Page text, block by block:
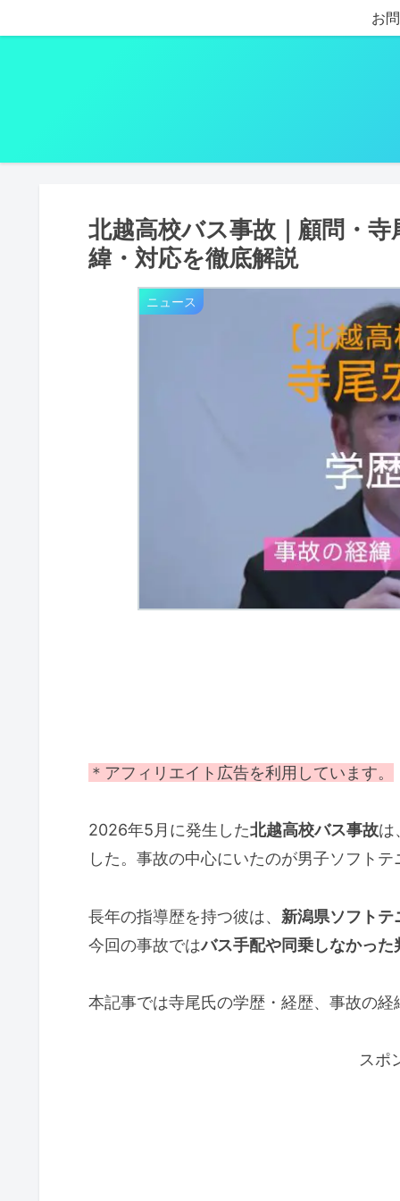
お
北越高校バス事故｜顧問・
緯・対応を徹底解説
ニュース
＊アフィリエイト広告を利用しています。
2026年5月に発生した北越高校バス事故は
した。事故の中心にいたのが男子ソフトテ
長年の指導歴を持つ彼は、 新潟県ソフトテ
今回の事故ではバス手配や同乗しなかった
本記事では寺尾氏の学歴・経歴、事故の
スポ